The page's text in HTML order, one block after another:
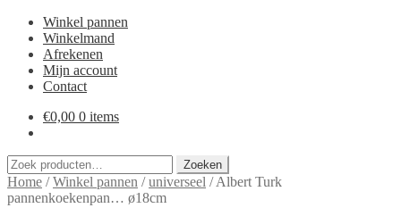
Winkel pannen
Winkelmand
Afrekenen
Mijn account
Contact
€0,00 0 items
Zoeken
naar:
Zoeken
Home /Winkel pannen /universeel /Albert Turk
pannenkoekenpan… ø18cm